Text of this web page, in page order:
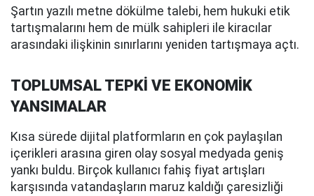
Şartın yazılı metne dökülme talebi, hem hukuki etik
tartışmalarını hem de mülk sahipleri ile kiracılar
arasındaki ilişkinin sınırlarını yeniden tartışmaya açtı.
TOPLUMSAL TEPKİ VE EKONOMİK
YANSIMALAR
Kısa sürede dijital platformların en çok paylaşılan
içerikleri arasına giren olay sosyal medyada geniş
yankı buldu. Birçok kullanıcı fahiş fiyat artışları
karşısında vatandaşların maruz kaldığı çaresizliği